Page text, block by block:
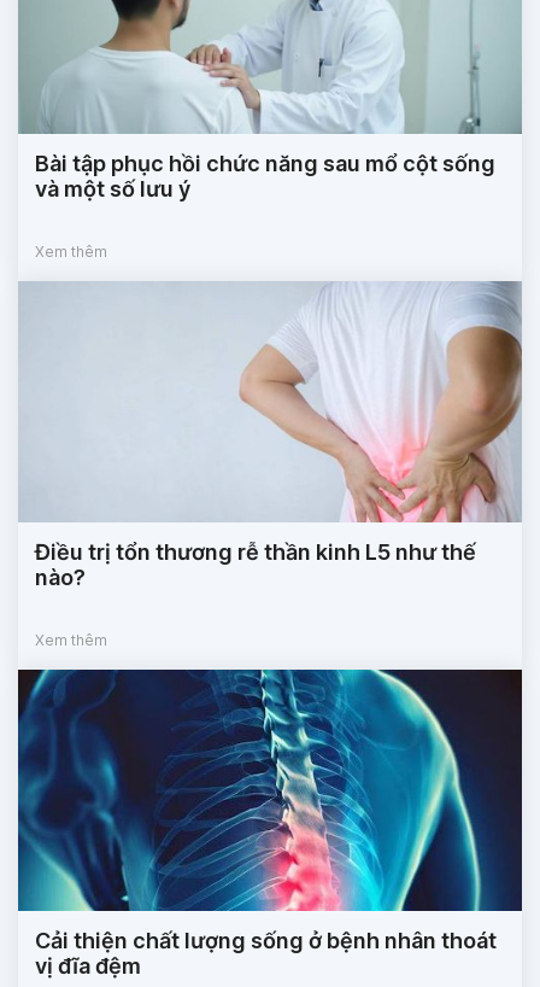
Bài tập phục hồi chức năng sau mổ cột sống
và một số lưu ý
Xem thêm
Điều trị tổn thương rễ thần kinh L5 như thế
nào?
Xem thêm
Cải thiện chất lượng sống ở bệnh nhân thoát
vị đĩa đệm